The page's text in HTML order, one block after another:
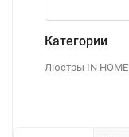
Категории
Люстры IN HOME